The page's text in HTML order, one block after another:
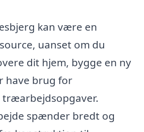
kan være en
uanset om du
dit hjem, bygge en ny
have brug for
træarbejdsopgaver.
spænder bredt og